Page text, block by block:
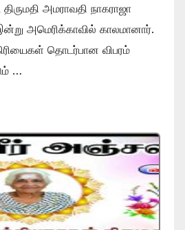
அமராவதி நாகராஜா
அமெரிக்காவில் காலமானார்.
தொடர்பான விபரம்
…